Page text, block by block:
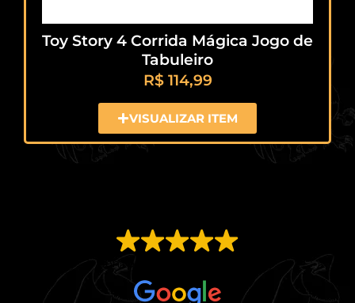
Toy Story 4 Corrida Mágica Jogo de
Tabuleiro
R$114,99
VISUALIZAR ITEM
Com base em